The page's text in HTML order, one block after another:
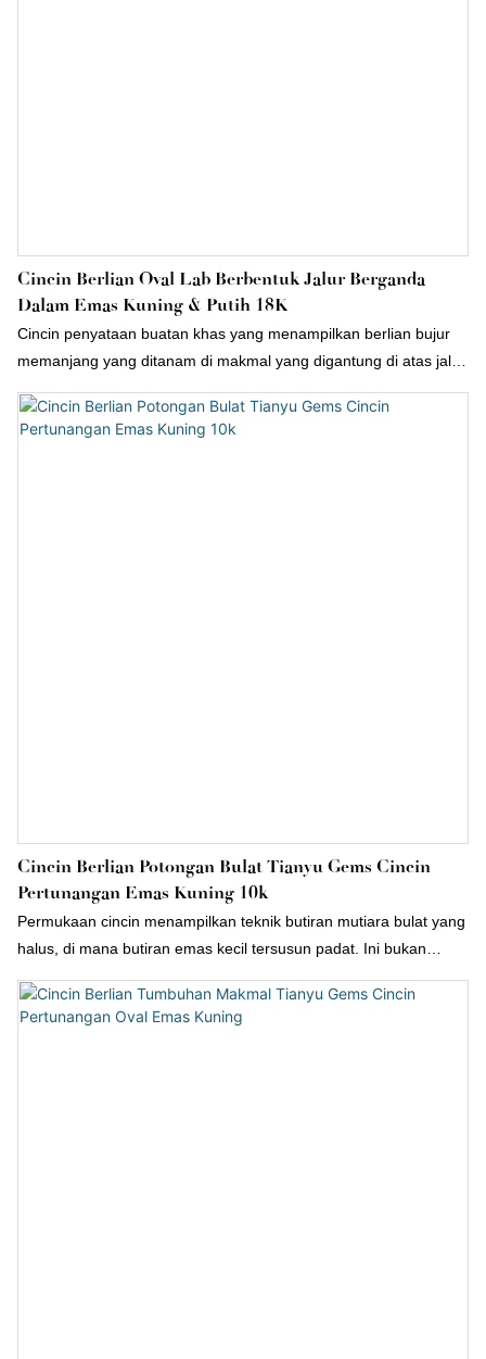
Cincin Berlian Oval Lab Berbentuk Jalur Berganda
Dalam Emas Kuning & Putih 18K
Cincin penyataan buatan khas yang menampilkan berlian bujur
memanjang yang ditanam di makmal yang digantung di atas jalur
emas putih bertatahkan berlian, dibuat dalam rekaan emas 18K
dua tona yang halus.
Cincin Berlian Potongan Bulat Tianyu Gems Cincin
Pertunangan Emas Kuning 10k
Permukaan cincin menampilkan teknik butiran mutiara bulat yang
halus, di mana butiran emas kecil tersusun padat. Ini bukan
sentuhan kehalusan dan daya hidup pada emas—ia bersahaja
dan mewah.